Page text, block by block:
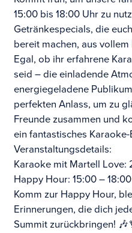
15:00 bis 18:00 Uhr zu
Getränkespecials, die
bereit machen, aus
Egal, ob ihr erfahrene
seid – die einladende
energiegeladene
perfekten Anlass, um zu
Freunde zusammen und
ein fantastisches
Veranstaltungsdetails:
Karaoke mit Martell Love:
Happy Hour: 15:00 –
Komm zur Happy Hour,
Erinnerungen, die dich
Summit zurückbringen!